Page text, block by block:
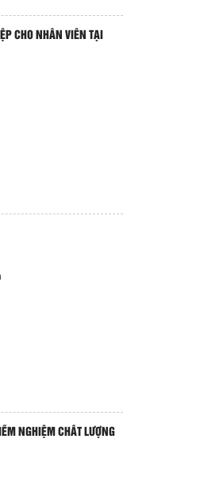
CHO NHÂN VIÊN TẠI
NGHIỆM CHẤT LƯỢNG